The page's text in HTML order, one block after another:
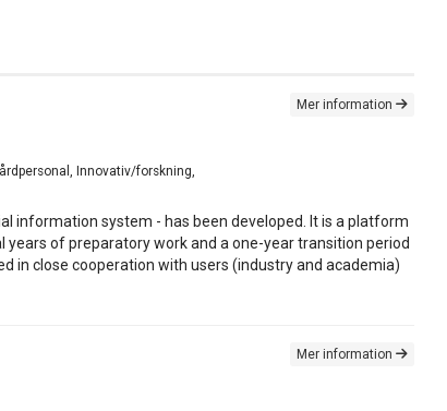
Innovativ/forskning,
Mer information
information system - has been developed. It is a platform
years of preparatory work and a one-year transition period
in close cooperation with users (industry and academia)
Mer information